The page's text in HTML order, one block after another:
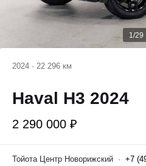
1/29
2024 · 22 296 км
Haval H3 2024
2 290 000 ₽
Тойота Центр Новорижский · +7